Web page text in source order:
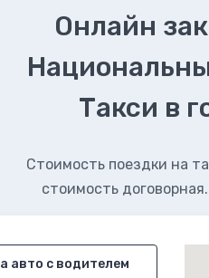
Онлайн
Такси в
Стоимость поездки на
стоимость
авто с водителем